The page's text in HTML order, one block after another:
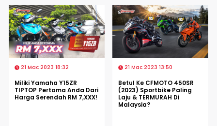
21 Mac 2023 18:32
Miliki Yamaha Y15ZR
TIPTOP Pertama Anda Dari
Harga Serendah RM 7,XXX!
21 Mac 2023 13:50
Betul Ke CFMOTO 450SR
(2023) Sportbike Paling
Laju & TERMURAH Di
Malaysia?